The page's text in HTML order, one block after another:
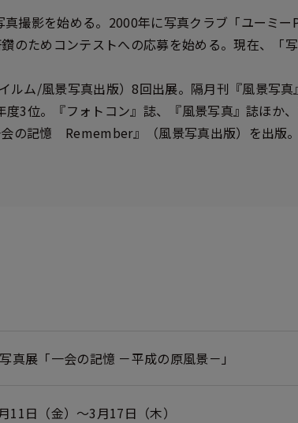
撮影を始める。2000年に写真クラブ「ユーミ
のためコンテストへの応募を始める。現在、「
ルム/風景写真出版）8回出展。隔月刊『風景写
3位。『フォトコン』誌、『風景写真』誌ほか
の記憶 Remember』（風景写真出版）を出版。
真展「一会の記憶 －平成の原風景－」
11日（金）～3月17日（木）